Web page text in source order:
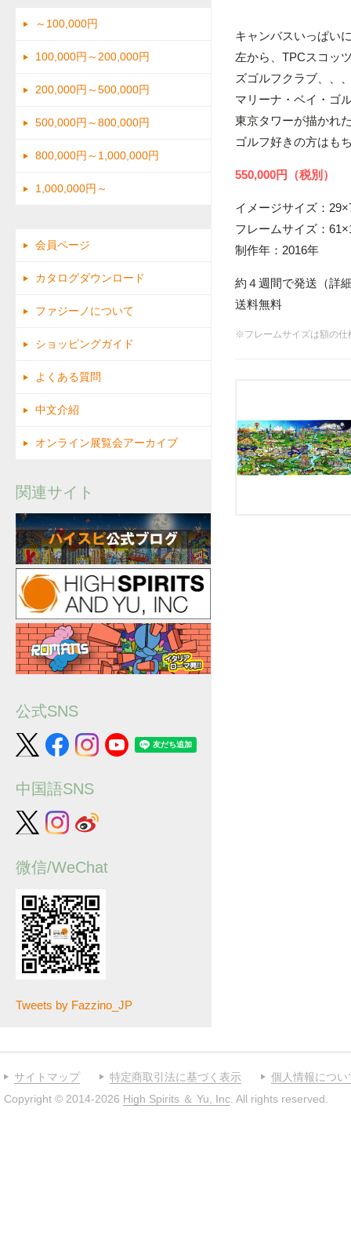
キャンバスいっぱい
左から、TPCスコッ
ズゴルフクラブ、、
マリーナ・ベイ・ゴ
東京タワーが描かれ
ゴルフ好きの方はも
550,000円（税別）
イメージサイズ：
フレームサイズ：
制作年：2016年
約４週間で発送（詳
送料無料
※フレームサイズは額の仕
～100,000円
100,000円～200,000円
200,000円～500,000円
500,000円～800,000円
800,000円～1,000,000円
1,000,000円～
会員ページ
カタログダウンロード
ファジーノについて
ショッピングガイド
よくある質問
中文介紹
オンライン展覧会アーカイブ
関連サイト
公式SNS
中国語SNS
微信/WeChat
Tweets by Fazzino_JP
サイトマップ 特定商取引法に基づく表示
個人情報につい
Copyright © 2014-2026 High Spirits ＆ Yu, Inc . All rights reserved.